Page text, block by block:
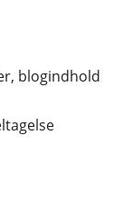
blogindhold